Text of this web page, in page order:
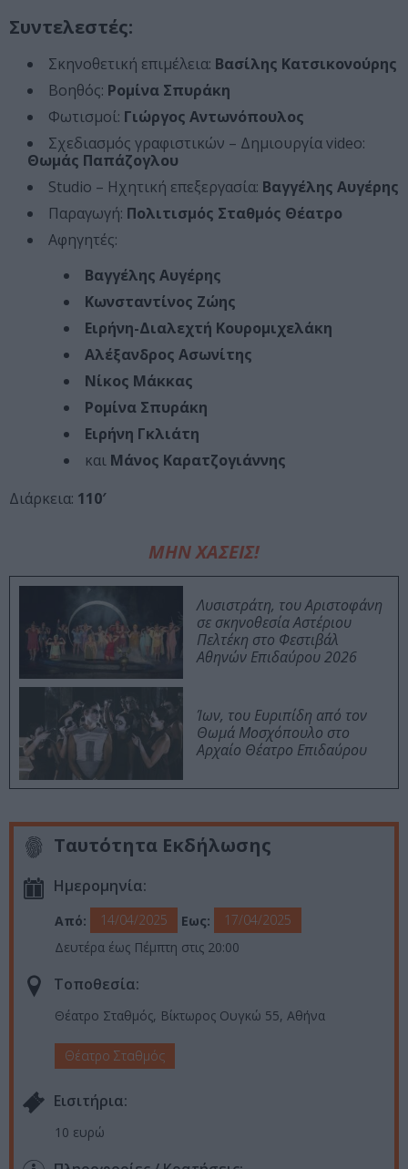
Συντελεστές:
Σκηνοθετική επιμέλεια: Βασίλης Κατσικονούρης
Βοηθός: Ρομίνα Σπυράκη
Φωτισμοί: Γιώργος Αντωνόπουλος
Σχεδιασμός γραφιστικών – Δημιουργία video:
Θωμάς Παπάζογλου
Studio – Ηχητική επεξεργασία: Βαγγέλης Αυγέρης
Παραγωγή: Πολιτισμός Σταθμός Θέατρο
Αφηγητές:
Βαγγέλης Αυγέρης
Κωνσταντίνος Ζώης
Ειρήνη-Διαλεχτή Κουρομιχελάκη
Αλέξανδρος Ασωνίτης
Νίκος Μάκκας
Ρομίνα Σπυράκη
Ειρήνη Γκλιάτη
και Μάνος Καρατζογιάννης
Διάρκεια: 110′
ΜΗΝ ΧΑΣΕΙΣ!
Λυσιστράτη, του Αριστοφάνη
σε σκηνοθεσία Αστέριου
Πελτέκη στο Φεστιβάλ
Αθηνών Επιδαύρου 2026
Ίων, του Ευριπίδη από τον
Θωμά Μοσχόπουλο στο
Αρχαίο Θέατρο Επιδαύρου
Ταυτότητα Εκδήλωσης
Ημερομηνία:
Από: 14/04/2025 Εως:
17/04/2025
Δευτέρα έως Πέμπτη στις 20:00
Τοποθεσία:
Θέατρο Σταθμός, Βίκτωρος Ουγκώ 55, Αθήνα
Θέατρο Σταθμός
Eισιτήρια:
10 ευρώ